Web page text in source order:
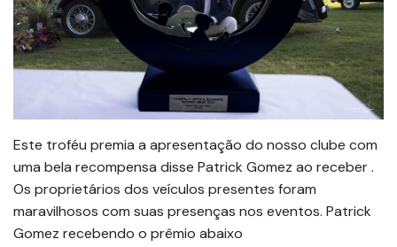
Este troféu premia a apresentação do nosso clube com
uma bela recompensa disse Patrick Gomez ao receber .
Os proprietários dos veículos presentes foram
maravilhosos com suas presenças nos eventos. Patrick
Gomez recebendo o prêmio abaixo